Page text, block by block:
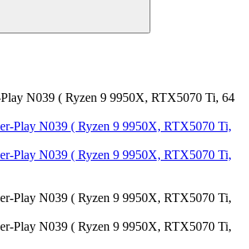
N039 ( Ryzen 9 9950X, RTX5070 Ti, 64